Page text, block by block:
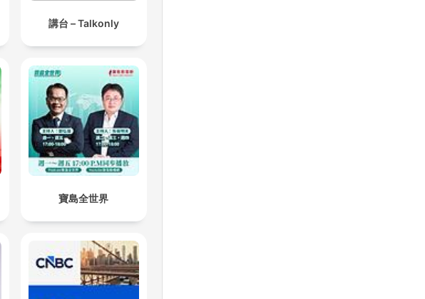
講台 – Talkonly
寶島全世界